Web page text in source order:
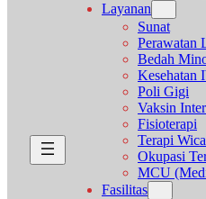
Layanan
Sunat
Perawatan
Bedah
Kesehatan
Poli Gigi
Vaksin
Fisioterapi
Terapi
Okupasi
MCU
Fasilitas